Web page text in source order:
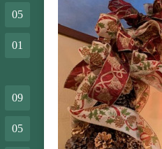
05
01
09
05